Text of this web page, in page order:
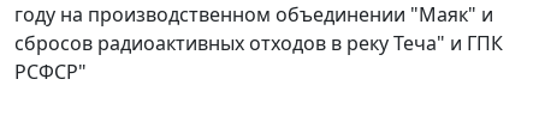
году на производственном объединении "Маяк" и
сбросов радиоактивных отходов в реку Теча" и ГПК
РСФСР"